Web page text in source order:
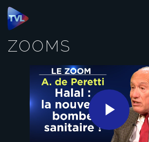
Panneau de gestion des cookies
ZOOMS
Play